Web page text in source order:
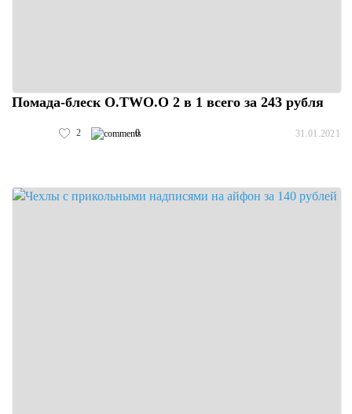
Помада-блеск O.TWO.O 2 в 1 всего за 243 рубля
2 0 31.01.2021